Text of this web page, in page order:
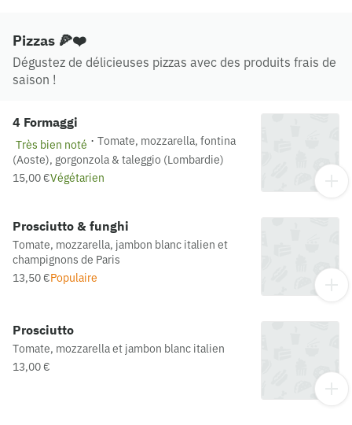
Pizzas 🍕❤️
Dégustez de délicieuses pizzas avec des produits frais de
saison !
4 Formaggi
Très bien noté · Tomate, mozzarella, fontina
(Aoste), gorgonzola & taleggio (Lombardie)
15,00 €Végétarien
Prosciutto & funghi
Tomate, mozzarella, jambon blanc italien et
champignons de Paris
13,50 €Populaire
Prosciutto
Tomate, mozzarella et jambon blanc italien
13,00 €